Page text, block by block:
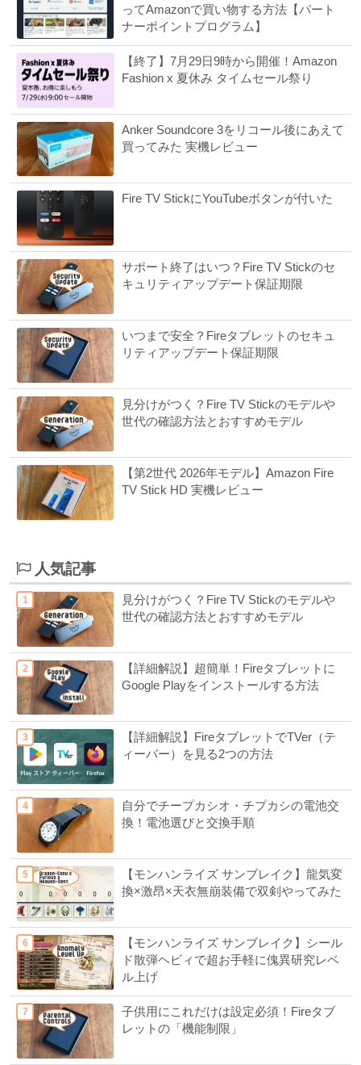
ってAmazonで買い物する方法【パート
ナーポイントプログラム】
【終了】7月29日9時から開催！Amazon
Fashion x 夏休み タイムセール祭り
Anker Soundcore 3をリコール後にあえて
買ってみた 実機レビュー
Fire TV StickにYouTubeボタンが付いた
サポート終了はいつ？Fire TV Stickのセ
キュリティアップデート保証期限
いつまで安全？Fireタブレットのセキュ
リティアップデート保証期限
見分けがつく？Fire TV Stickのモデルや
世代の確認方法とおすすめモデル
【第2世代 2026年モデル】Amazon Fire
TV Stick HD 実機レビュー
人気記事
見分けがつく？Fire TV Stickのモデルや
世代の確認方法とおすすめモデル
【詳細解説】超簡単！Fireタブレットに
Google Playをインストールする方法
【詳細解説】FireタブレットでTVer（テ
ィーバー）を見る2つの方法
自分でチープカシオ・チプカシの電池交
換！電池選びと交換手順
【モンハンライズ サンブレイク】龍気変
換×激昂×天衣無崩装備で双剣やってみた
【モンハンライズ サンブレイク】シール
ド散弾ヘビィで超お手軽に傀異研究レベ
ル上げ
子供用にこれだけは設定必須！Fireタブ
レットの「機能制限」